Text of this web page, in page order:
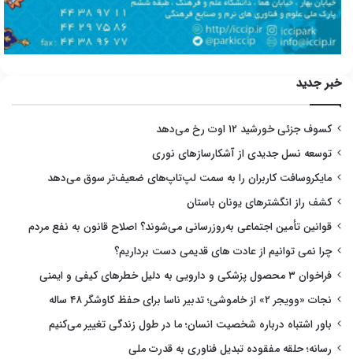
خبر جدید
کسوف جزئی خورشید ۱۲ اوت رخ می‌دهد
توسعه نسل جدیدی از آشکارسازهای نوری
مایکروسافت کاربران را به سمت لپ‌تاپ‌های ضعیف‌تر سوق می‌دهد
کشف راز انگشترهای یونان باستان
قوانین تأمین اجتماعی به‌روزرسانی می‌شوند؟ اصلاح قانون به نفع مردم
چرا نمی توانیم از عادت های قدیمی دست برداریم؟
فراخوان ۳ محصول پزشکی و دارویی به دلیل خطرهای کیفی و ایمنی
نجات «وویجر ۲» از خاموشی؛ تدبیر ناسا برای حفظ کاوشگر ۴۸ ساله
باور اشتباه درباره شخصیت انسان؛ ما در طول زندگی تغییر می‌کنیم
رسانه؛ حلقه مفقوده تبدیل فناوری به قدرت ملی